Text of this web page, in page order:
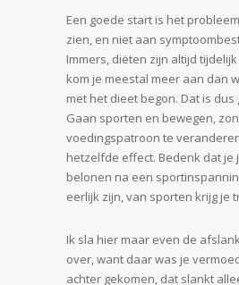
Een goede start is het
zien, en niet aan
Immers, diëten zijn altijd
kom je meestal meer aan dan
met het dieet begon. Dat is dus
Gaan sporten en bewegen,
voedingspatroon te
hetzelfde effect. Bedenk dat je
belonen na een
eerlijk zijn, van sporten krijg je
Ik sla hier maar even de
over, want daar was je
achter gekomen, dat slankt